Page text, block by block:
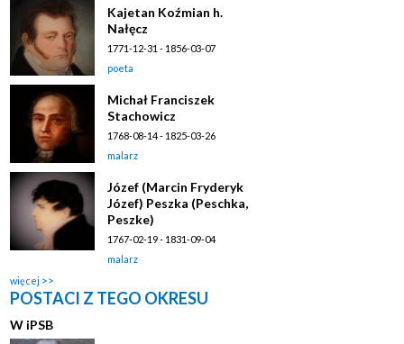
Kajetan Koźmian h.
Nałęcz
1771-12-31 - 1856-03-07
poeta
Michał Franciszek
Stachowicz
1768-08-14 - 1825-03-26
malarz
Józef (Marcin Fryderyk
Józef) Peszka (Peschka,
Peszke)
1767-02-19 - 1831-09-04
malarz
więcej
POSTACI Z TEGO OKRESU
W iPSB